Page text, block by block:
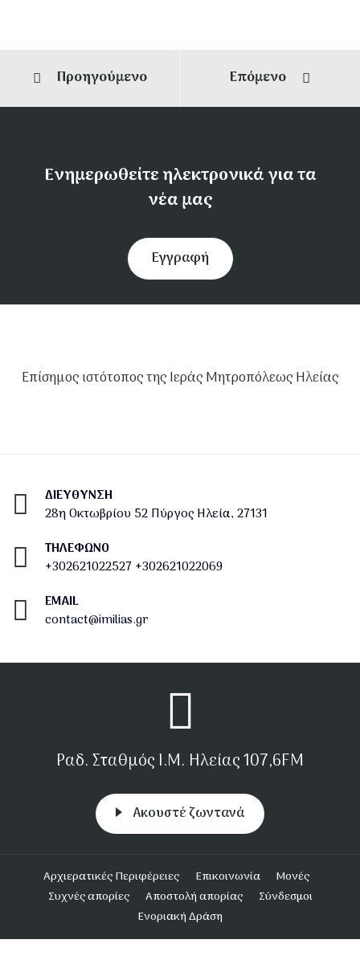
Προηγούμενο Επόμενο
Ενημερωθείτε ηλεκτρονικά για τα
νέα μας
Εγγραφή
Επίσημος ιστότοπος της Ιεράς Μητροπόλεως Ηλείας
ΔΙΕΎΘΥΝΣΗ
28η Οκτωβρίου 52 Πύργος Ηλεία, 27131
ΤΗΛΕΦΩΝΟ
+302621022527 +302621022069
EMAIL
contact@imilias.gr
Ραδ. Σταθμός Ι.Μ. Ηλείας 107,6FM
Aκουστέ ζωντανά
Υποσέλιδο
Αρχιερατικές Περιφέρειες Επικοινωνία
Μονές
Συχνές απορίες
Αποστολή απορίας
Σύνδεσμοι
Ενοριακή Δράση